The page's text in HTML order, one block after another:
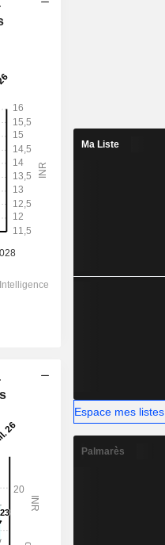
864,70
Ma Liste
Espace mes listes
Palmarès